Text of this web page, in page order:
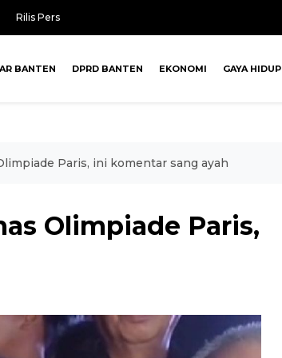
Rilis Pers
BANTEN DPRD BANTEN EKONOMI GAYA HIDUP
Paris, ini komentar sang ayah
Olimpiade Paris,